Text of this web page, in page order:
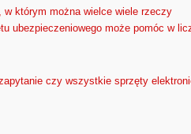
w którym można wielce wiele rzeczy
ubezpieczeniowego może pomóc w
czy wszystkie sprzęty